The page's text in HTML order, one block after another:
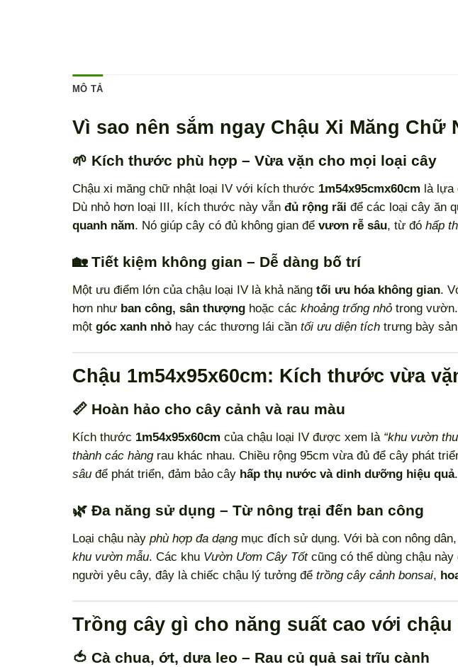
MÔ TẢ
Vì sao nên sắm ngay Chậu Xi Măng
🌱 Kích thước phù hợp – Vừa vặn cho mọi loại cây
Chậu xi măng chữ nhật loại IV với kích thước 1m54x95cmx60cm là lựa
Dù nhỏ hơn loại III, kích thước này vẫn đủ rộng rãi để các loại cây ăn
quanh năm. Nó giúp cây có đủ không gian để vươn rễ sâu, từ đó hấp
🏡 Tiết kiệm không gian – Dễ dàng bố trí
Một ưu điểm lớn của chậu loại IV là khả năng tối ưu hóa không gian.
hơn như ban công, sân thượng hoặc các khoảng trống nhỏ trong
một góc xanh nhỏ hay các thương lái cần tối ưu diện tích trưng bày
Chậu 1m54x95x60cm: Kích thước vừa
📏 Hoàn hảo cho cây cảnh và rau màu
Kích thước 1m54x95x60cm của chậu loại IV được xem là “khu vườn
thành các hàngrau khác nhau. Chiều rộng 95cm vừa đủ để cây phát
sâu để phát triển, đảm bảo cây hấp thụ nước và dinh dưỡng hiệu quả.
🌿 Đa năng sử dụng – Từ nông trại đến ban công
Loại chậu này phù hợp đa dạngmục đích sử dụng. Với bà con nông
khu vườn mẫu. Các khu Vườn Ươm Cây Tốtcũng có thể dùng chậu này
người yêu cây, đây là chiếc chậu lý tưởng để trồng cây cảnh bonsai,
Trồng cây gì cho năng suất cao với chậu
🍅 Cà chua, ớt, dưa leo – Rau củ quả sai trĩu cành